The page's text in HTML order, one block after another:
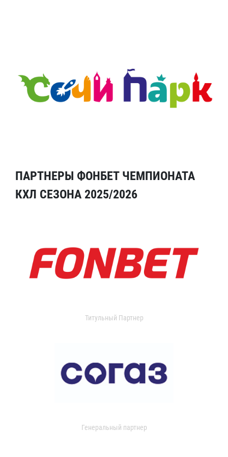
ПАРТНЕРЫ ФОНБЕТ ЧЕМПИОНАТА
КХЛ СЕЗОНА 2025/2026
Титульный Партнер
Генеральный партнер